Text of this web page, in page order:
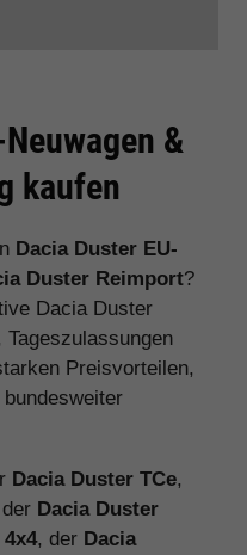
&
kaufen
Dacia Duster EU-
Duster Reimport?
Dacia Duster
Preisvorteilen,
Dacia Duster TCe,
Dacia Duster
, der Dacia